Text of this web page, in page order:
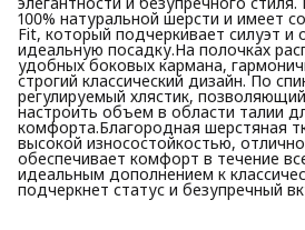
100% натуральной шерсти и имеет
Fit, который подчеркивает силуэт и
идеальную посадку.На полочках
удобных боковых кармана,
строгий классический дизайн. По
регулируемый хлястик,
настроить объем в области талии
комфорта.Благородная шерстяная
высокой износостойкостью,
обеспечивает комфорт в течение
идеальным дополнением к
подчеркнет статус и безупречный